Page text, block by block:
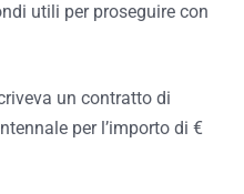
utili per proseguire con
un contratto di
per l’importo di €